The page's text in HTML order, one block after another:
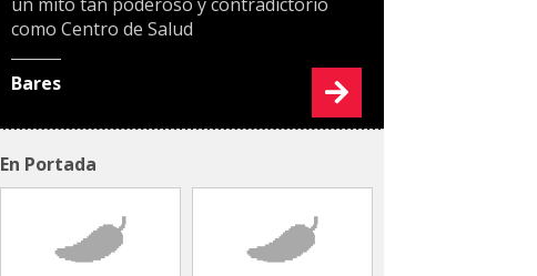
como Centro de Salud
Bares
En Portada